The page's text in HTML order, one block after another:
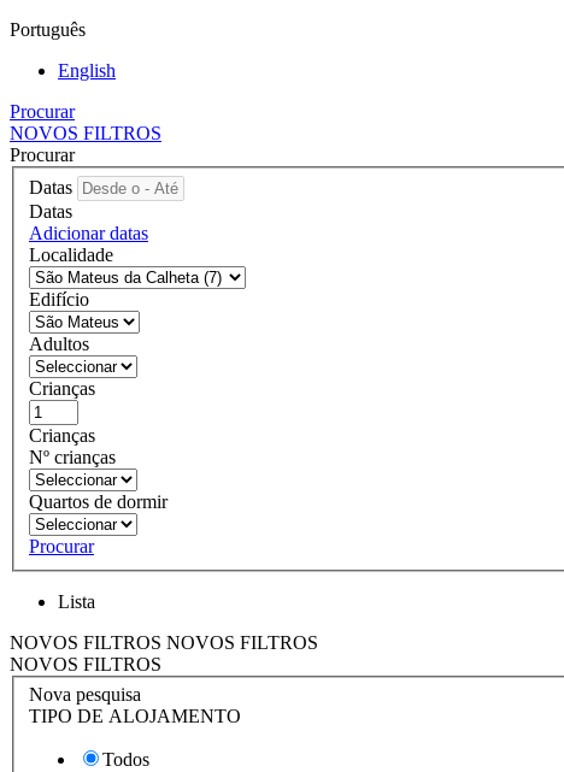
Português
English
Procurar
NOVOS FILTROS
Procurar
Datas
Datas
Adicionar datas
Localidade
Edifício
Adultos
Crianças
Crianças
Nº crianças
Quartos de dormir
Procurar
Lista
NOVOS FILTROS NOVOS FILTROS
NOVOS FILTROS
Nova pesquisa
TIPO DE ALOJAMENTO
Todos